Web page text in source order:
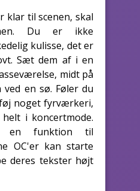
klar til scenen, skal
Du er ikke
kulisse, det er
Sæt dem af i en
midt på
ved en sø. Føler du
noget fyrværkeri,
i koncertmode.
en funktion til
OC'er kan starte
deres tekster højt